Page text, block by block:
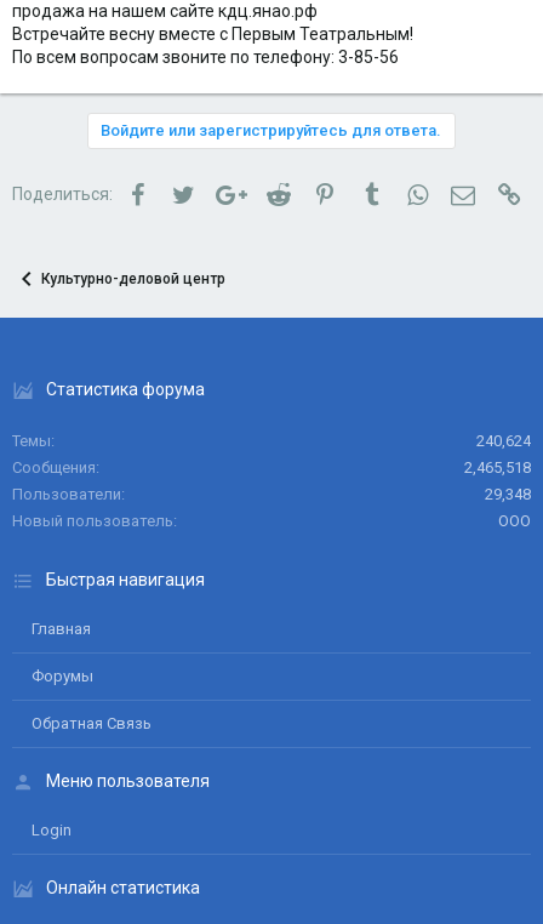
продажа на нашем сайте кдц.янао.рф
Встречайте весну вместе с Первым Театральным!
По всем вопросам звоните по телефону: 3-85-56
Войдите или зарегистрируйтесь для ответа.
Поделиться: FacebookTwitterGoogle+Reddit PinterestTumblrWhatsApp
Культурно-деловой центр
Статистика форума
Темы
240,624
Сообщения
2,465,518
Пользователи
29,348
Новый пользователь
ООО
Быстрая навигация
Главная
Форумы
Обратная Связь
Меню пользователя
Login
Онлайн статистика